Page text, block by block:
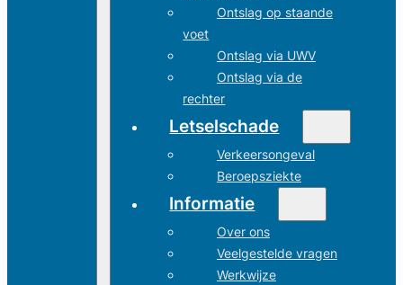
Ontslag op staande
voet
Ontslag via UWV
Ontslag via de
rechter
Letselschade
Verkeersongeval
Beroepsziekte
Informatie
Over ons
Veelgestelde vragen
Werkwijze